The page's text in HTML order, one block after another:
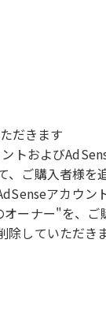
だきます
トおよび
、ご購入者様を
アカウン
ーナー"を、ご
除していただき